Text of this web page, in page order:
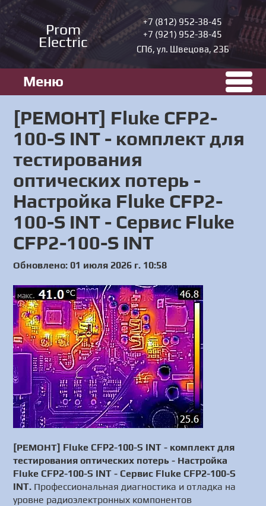
Prom
Electric
+7 (812) 952-38-45
+7 (921) 952-38-45
СПб, ул. Швецова, 23Б
Меню
[РЕМОНТ] Fluke CFP2-
100-S INT - комплект для
тестирования
оптических потерь -
Настройка Fluke CFP2-
100-S INT - Сервис Fluke
CFP2-100-S INT
Обновлено: 01 июля 2026 г. 10:58
[РЕМОНТ] Fluke CFP2-100-S INT - комплект для
тестирования оптических потерь - Настройка
Fluke CFP2-100-S INT - Сервис Fluke CFP2-100-S
INT. Профессиональная диагностика и отладка на
уровне радиоэлектронных компонентов